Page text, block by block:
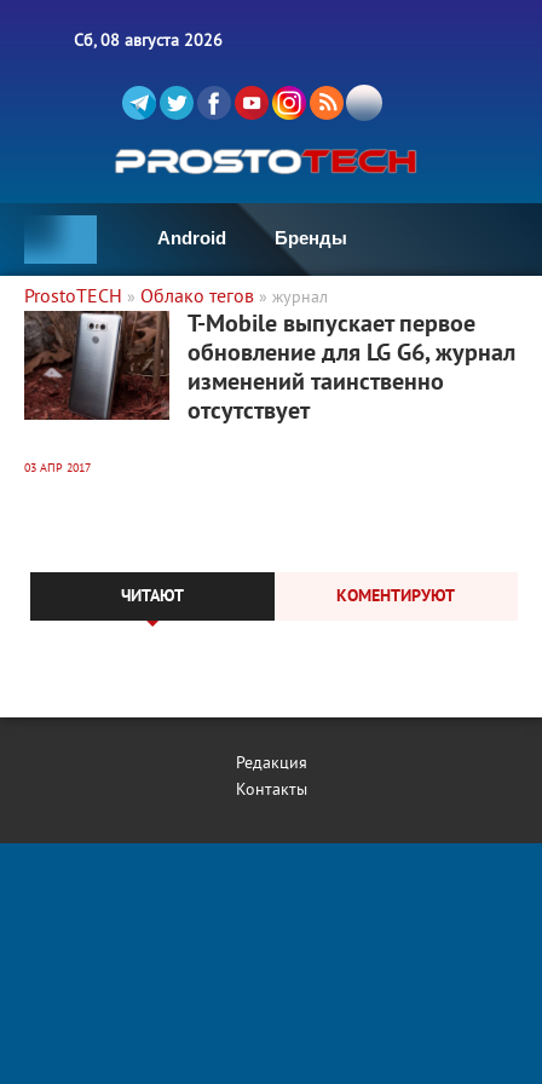
Сб, 08 августа 2026
Android Бренды
ProstoTECH » Облако тегов » журнал
8 983 0
T-Mobile выпускает первое
обновление для LG G6, журнал
изменений таинственно
отсутствует
03 АПР 2017
ЧИТАЮТ КОМЕНТИРУЮТ
Редакция
Контакты